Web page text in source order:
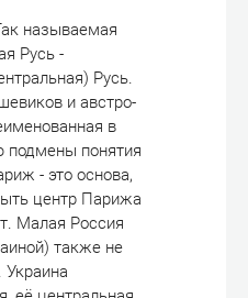
называемая
Русь -
Русь.
и австро-
в
подмены понятия
- это основа,
центр Парижа
Малая Россия
также не